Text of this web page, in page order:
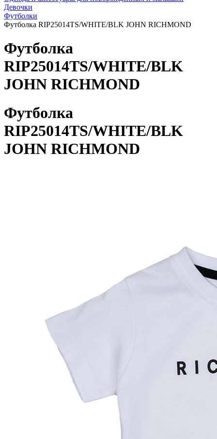
Девочки
Футболки
Футболка RIP25014TS/WHITE/BLK JOHN RICHMOND
Футболка
RIP25014TS/WHITE/BLK
JOHN RICHMOND
Футболка
RIP25014TS/WHITE/BLK
JOHN RICHMOND